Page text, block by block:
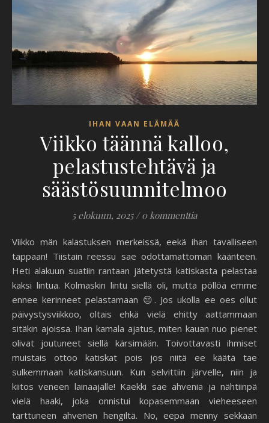
IHAN VAAN ELÄMÄÄ
Viikko täännä kalloo,
pelastustehtävä ja
säästösuunnitelmoo
5 elokuun, 2025 / 0 kommenttia
Viikko män kalastuksen merkeissä, eekä ihan tavalliseen
tappaan! Tiistain reessu sae odottamattoman käänteen.
Heti alakuun suatiin rantaan jätetystä katiskasta pelastaa
kaksi lintua. Kolmaskin lintu siellä oli, mutta pöllöä emme
ennee kerinneet pelastamaan 😔. Jos ukolla ee oes ollut
päivystysviikkoo, oltais ehkä vielä ehitty aattammaan
sitäkin ajoissa. Ihan kamala ajatus, miten kauan nuo pienet
olivat joutuneet siellä kärsimään. Toivottavasti ihmiset
muistais ottoo katiskat pois jos niitä ee käätä tae
sulkemmaan katiskansuun. Kun selvittiin järvelle, niin ja
kiitos veneen lainaajalle! Kaekki sae ahvenia ja nähtiinpä
vielä haaki, joka onnistui kopasemmaan vieheeseen
tarttuneen ahvenen hengiltä. No, eepä menny sekkään